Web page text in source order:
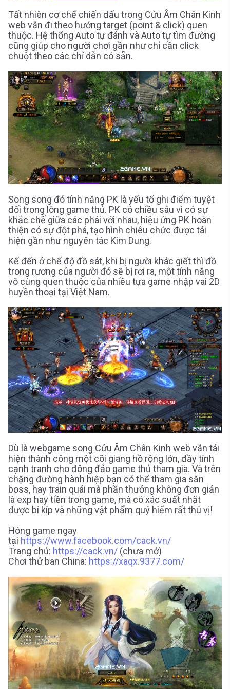
Tất nhiên cơ chế chiến đấu trong Cửu Âm Chân Kinh
web vẫn đi theo hướng target (point & click) quen
thuộc. Hệ thống Auto tự đánh và Auto tự tìm đường
cũng giúp cho người chơi gần như chỉ cần click
chuột theo các chỉ dẫn có sẵn.
Song song đó tính năng PK là yếu tố ghi điểm tuyệt
đối trong lòng game thủ. PK có chiều sâu vì có sự
khắc chế giữa các phái với nhau, hiệu ứng PK hoàn
thiện có sự đột phá, tạo hình chiêu chức được tái
hiện gần như nguyên tác Kim Dung.
Kế đến ở chế độ đồ sát, khi bị người khác giết thì đồ
trong rương của người đó sẽ bị rơi ra, một tính năng
vô cùng quen thuộc của nhiều tựa game nhập vai 2D
huyền thoại tại Việt Nam.
Dù là webgame song Cửu Âm Chân Kinh web vẫn tái
hiện thành công một cõi giang hồ rộng lớn, đầy tính
cạnh tranh cho đông đảo game thủ tham gia. Và trên
chặng đường hành hiệp bạn có thể tham gia săn
boss, hay train quái mà phần thưởng không đơn giản
là exp hay tiền trong game, mà có xác suất nhặt
được bí kíp và những vật phẩm quý hiếm rất thú vị!
Hóng game ngay
tại https://www.facebook.com/cack.vn/
Trang chủ: https://cack.vn/ (chưa mở)
Chơi thử ban China: https://xaqx.9377.com/